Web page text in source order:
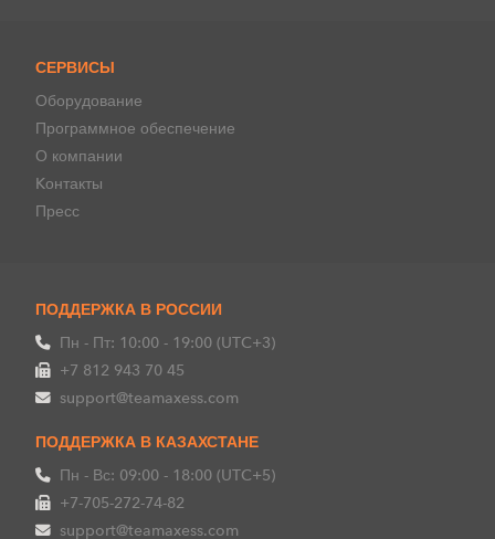
СЕРВИСЫ
Оборудование
Программное обеспечение
О компании
Kонтакты
Пресс
ПОДДЕРЖКА В РОССИИ
Пн - Пт: 10:00 - 19:00 (UTC+3)
+7 812 943 70 45
support@teamaxess.com
ПОДДЕРЖКА В КАЗАХСТАНЕ
Пн - Вс: 09:00 - 18:00 (UTC+5)
+7-705-272-74-82
support@teamaxess.com